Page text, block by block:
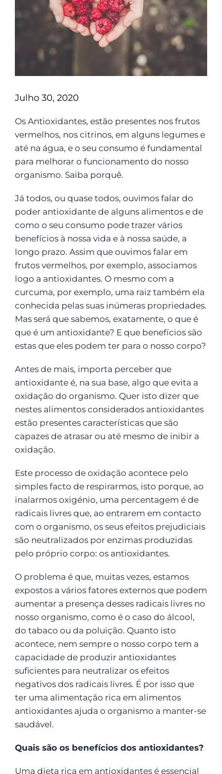
Julho 30, 2020
Os Antioxidantes, estão presentes nos frutos
vermelhos, nos citrinos, em alguns legumes e
até na água, e o seu consumo é fundamental
para melhorar o funcionamento do nosso
organismo. Saiba porquê.
Já todos, ou quase todos, ouvimos falar do
poder antioxidante de alguns alimentos e de
como o seu consumo pode trazer vários
benefícios à nossa vida e à nossa saúde, a
longo prazo. Assim que ouvimos falar em
frutos vermelhos, por exemplo, associamos
logo a antioxidantes. O mesmo com a
curcuma, por exemplo, uma raiz também ela
conhecida pelas suas inúmeras propriedades.
Mas será que sabemos, exatamente, o que é
que é um antioxidante? E que benefícios são
estas que eles podem ter para o nosso corpo?
Antes de mais, importa perceber que
antioxidante é, na sua base, algo que evita a
oxidação do organismo. Quer isto dizer que
nestes alimentos considerados antioxidantes
estão presentes características que são
capazes de atrasar ou até mesmo de inibir a
oxidação.
Este processo de oxidação acontece pelo
simples facto de respirarmos, isto porque, ao
inalarmos oxigénio, uma percentagem é de
radicais livres que, ao entrarem em contacto
com o organismo, os seus efeitos prejudiciais
são neutralizados por enzimas produzidas
pelo próprio corpo: os antioxidantes.
O problema é que, muitas vezes, estamos
expostos a vários fatores externos que podem
aumentar a presença desses radicais livres no
nosso organismo, como é o caso do álcool,
do tabaco ou da poluição. Quanto isto
acontece, nem sempre o nosso corpo tem a
capacidade de produzir antioxidantes
suficientes para neutralizar os efeitos
negativos dos radicais livres. É por isso que
ter uma alimentação rica em alimentos
antioxidantes ajuda o organismo a manter-se
saudável.
Quais são os benefícios dos antioxidantes?
Uma dieta rica em antioxidantes é essencial